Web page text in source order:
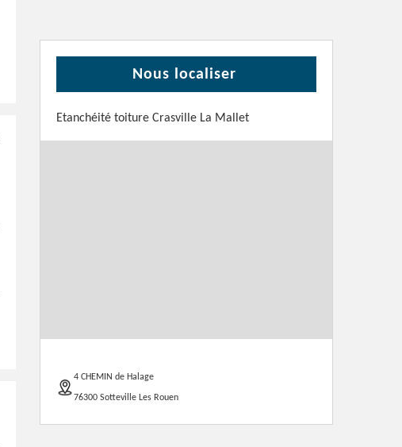
Nous localiser
Etanchéité toiture Crasville La Mallet
4 CHEMIN de Halage
76300 Sotteville Les Rouen